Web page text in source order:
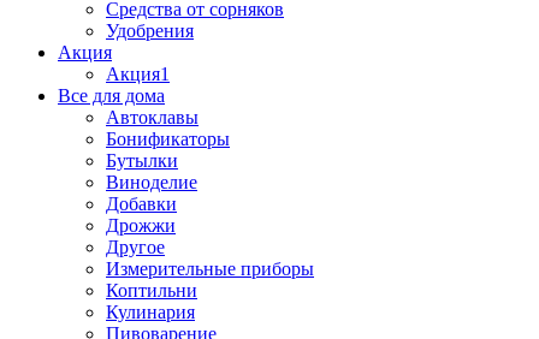
Средства от сорняков
Удобрения
Акция
Акция1
Все для дома
Автоклавы
Бонификаторы
Бутылки
Виноделие
Добавки
Дрожжи
Другое
Измерительные приборы
Коптильни
Кулинария
Пивоварение